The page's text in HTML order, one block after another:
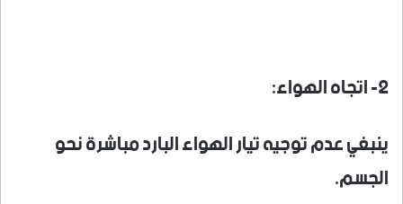
2- اتجاه الهواء:
ينبغي عدم توجيه تيار الهواء البارد مباشرة نحو
الجسم.